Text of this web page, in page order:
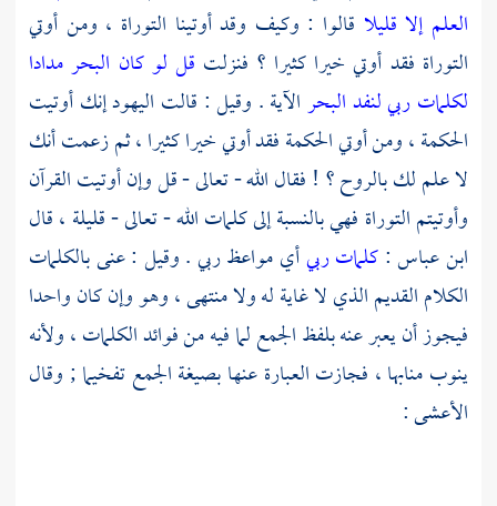
العلم إلا قليلا قالوا : وكيف وقد أوتينا التوراة ، ومن أوتي
التوراة فقد أوتي خيرا كثيرا ؟ فنزلت قل لو كان البحر مدادا
لكلمات ربي لنفد البحرالآية . وقيل : قالت اليهودإنك أوتيت
الحكمة ، ومن أوتي الحكمة فقد أوتي خيرا كثيرا ، ثم زعمت أنك
لا علم لك بالروح ؟ ! فقال الله - تعالى - قل وإن أوتيت القرآن
وأوتيتم التوراة فهي بالنسبة إلى كلمات الله - تعالى - قليلة ، قال
ابن عباس:كلمات ربيأي مواعظ ربي . وقيل : عنى بالكلمات
الكلام القديم الذي لا غاية له ولا منتهى ، وهو وإن كان واحدا
فيجوز أن يعبر عنه بلفظ الجمع لما فيه من فوائد الكلمات ، ولأنه
ينوب منابها ، فجازت العبارة عنها بصيغة الجمع تفخيما ; وقال
الأعشى :